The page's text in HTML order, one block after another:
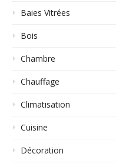
Baies Vitrées
Bois
Chambre
Chauffage
Climatisation
Cuisine
Décoration